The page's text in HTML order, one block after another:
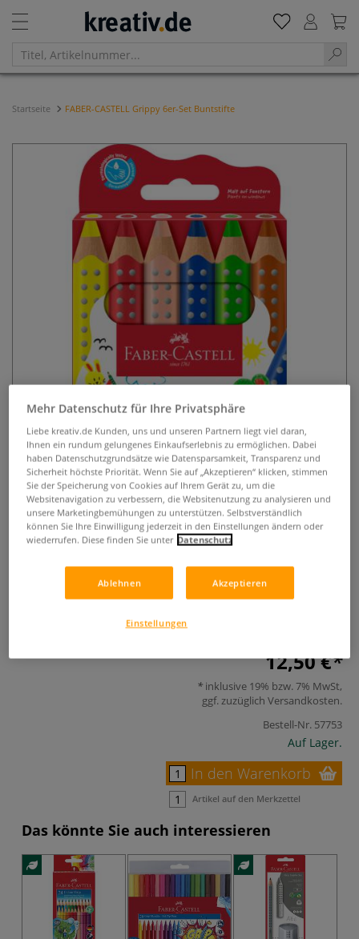
Startseite FABER-CASTELL Grippy 6er-Set Buntstifte
FABER-CASTELL Grippy 6er-Set
Buntstifte
Ergonomisches 6er Set Buntstifte von FABER-CASTELL mit
Dreikantform, rutschfestem Griff und extra bruchfester XXL-
Mine. Ideal für Kinder.
Mehr
12,50 €
inklusive 19% bzw. 7% MwSt,
ggf. zuzüglich Versandkosten.
Bestell-Nr. 57753
Auf Lager.
In den Warenkorb
Artikel auf den Merkzettel
Das könnte Sie auch interessieren
Mehr Datenschutz für Ihre Privatsphäre
Liebe kreativ.de Kunden, uns und unseren Partnern liegt viel daran,
Ihnen ein rundum gelungenes Einkaufserlebnis zu ermöglichen. Dabei
haben Datenschutzgrundsätze wie Datensparsamkeit, Transparenz und
Sicherheit höchste Priorität. Wenn Sie auf „Akzeptieren“ klicken, stimmen
Sie der Speicherung von Cookies auf Ihrem Gerät zu, um die
Websitenavigation zu verbessern, die Websitenutzung zu analysieren und
unsere Marketingbemühungen zu unterstützen. Selbstverständlich
können Sie Ihre Einwilligung jederzeit in den Einstellungen ändern oder
wiederrufen. Diese finden Sie unter Datenschutz
Ablehnen Akzeptieren
Einstellungen